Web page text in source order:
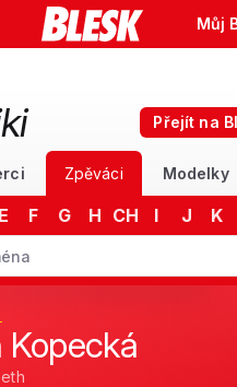
Můj
Přejít na
Zpěváci Modelky
E F G H CH I J K
Šipkami dolů a nahoru
Kopecká